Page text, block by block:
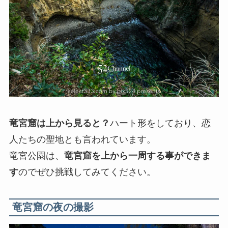
竜宮窟は上から見ると？ ハート形をしており、恋
人たちの聖地とも言われています。
竜宮公園は、 竜宮窟を上から一周する事ができま
すのでぜひ挑戦してみてください。
竜宮窟の夜の撮影